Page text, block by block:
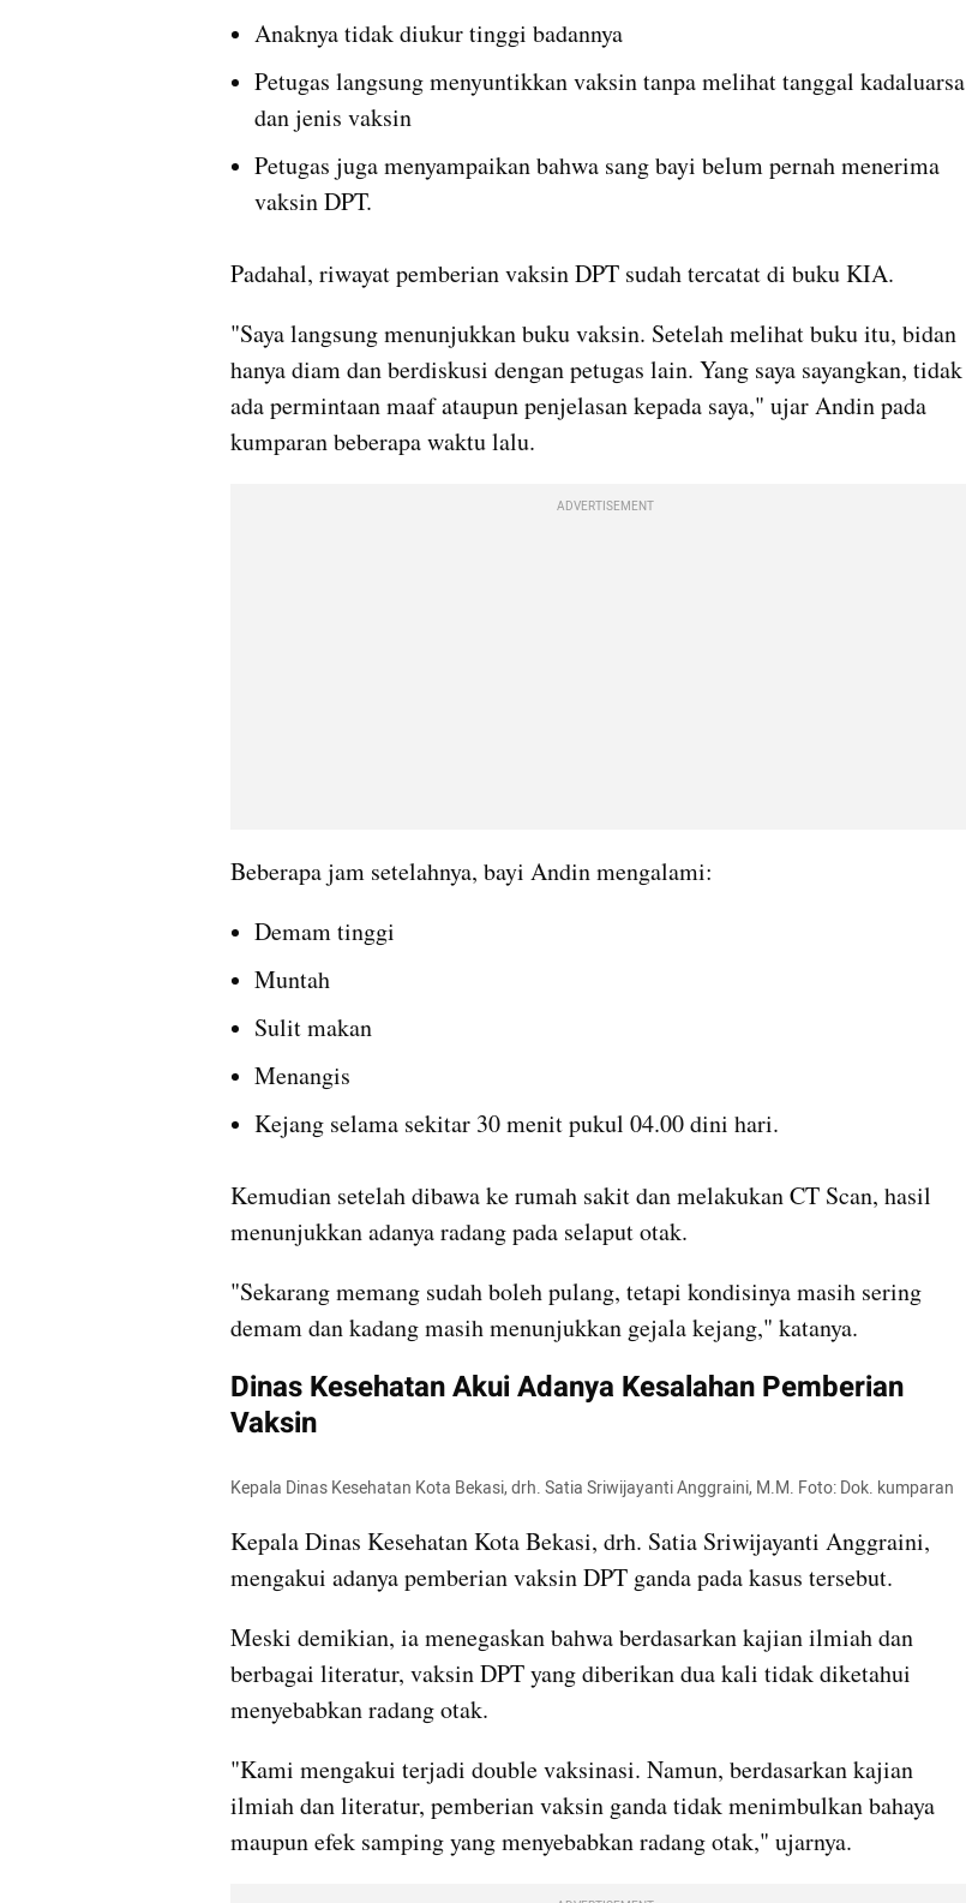
Anaknya tidak diukur tinggi badannya
Petugas langsung menyuntikkan vaksin tanpa melihat tanggal kadaluarsa
dan jenis vaksin
Petugas juga menyampaikan bahwa sang bayi belum pernah menerima
vaksin DPT.
Padahal, riwayat pemberian vaksin DPT sudah tercatat di buku KIA.
"Saya langsung menunjukkan buku vaksin. Setelah melihat buku itu, bidan
hanya diam dan berdiskusi dengan petugas lain. Yang saya sayangkan, tidak
ada permintaan maaf ataupun penjelasan kepada saya," ujar Andin pada
kumparan beberapa waktu lalu.
ADVERTISEMENT
Beberapa jam setelahnya, bayi Andin mengalami:
Demam tinggi
Muntah
Sulit makan
Menangis
Kejang selama sekitar 30 menit pukul 04.00 dini hari.
Kemudian setelah dibawa ke rumah sakit dan melakukan CT Scan, hasil
menunjukkan adanya radang pada selaput otak.
"Sekarang memang sudah boleh pulang, tetapi kondisinya masih sering
demam dan kadang masih menunjukkan gejala kejang," katanya.
Dinas Kesehatan Akui Adanya Kesalahan Pemberian
Vaksin
Kepala Dinas Kesehatan Kota Bekasi, drh. Satia Sriwijayanti Anggraini, M.M. Foto: Dok. kumparan
Kepala Dinas Kesehatan Kota Bekasi, drh. Satia Sriwijayanti Anggraini,
mengakui adanya pemberian vaksin DPT ganda pada kasus tersebut.
Meski demikian, ia menegaskan bahwa berdasarkan kajian ilmiah dan
berbagai literatur, vaksin DPT yang diberikan dua kali tidak diketahui
menyebabkan radang otak.
"Kami mengakui terjadi double vaksinasi. Namun, berdasarkan kajian
ilmiah dan literatur, pemberian vaksin ganda tidak menimbulkan bahaya
maupun efek samping yang menyebabkan radang otak," ujarnya.